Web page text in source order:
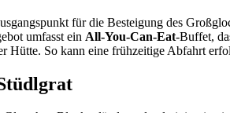
für die Besteigung des
umfasst ein All-You-Can-Eat-Buffet,
Hütte. So kann eine frühzeitige Abfahrt